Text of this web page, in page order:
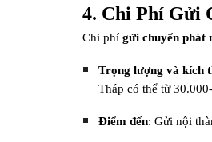
4. Chi Phí Gửi
Chi phí gửi chuyển phát
Trọng lượng và kích
Tháp có thể từ
Điểm đến: Gửi nội